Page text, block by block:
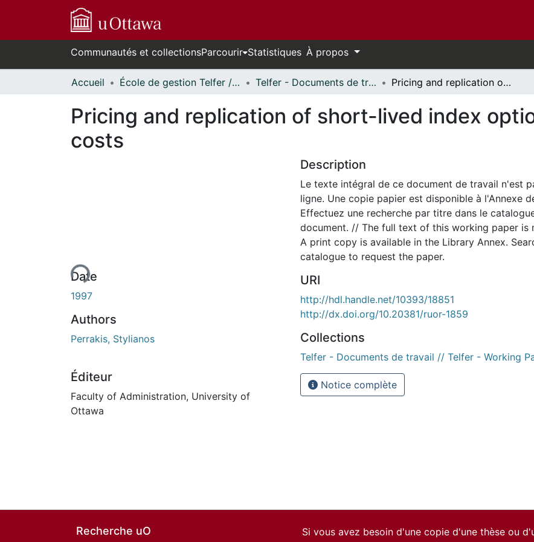
Communautés et collectionsParcourir Statistiques À propos
Accueil École de gestion Telfer // Telfer School of Management Telfer - Documents de travail // Telfer - Working Papers Pricing and replication of short-lived index options under transaction costs
Pricing and replication of short-lived index
costs
de chargement...
Date
1997
Authors
Perrakis, Stylianos
Éditeur
Faculty of Administration, University of
Ottawa
Description
Le texte intégral de ce document de travail n'est
ligne. Une copie papier est disponible à l'Annexe
Effectuez une recherche par titre dans le
document. // The full text of this working paper is
A print copy is available in the Library Annex.
catalogue to request the paper.
URI
http://hdl.handle.net/10393/18851
http://dx.doi.org/10.20381/ruor-1859
Collections
Telfer - Documents de travail // Telfer - Working
Notice complète
Recherche uO
Si vous avez besoin d'une copie d'une thèse ou